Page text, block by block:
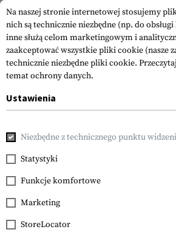
Na naszej stronie internetowej stosujemy
nich są technicznie niezbędne (np. do
inne służą celom marketingowym i
zaakceptować wszystkie pliki cookie (nasze
technicznie niezbędne pliki cookie.
temat ochrony danych.
Ustawienia
Niezbędne z technicznego punktu
Statystyki
Funkcje komfortowe
Marketing
StoreLocator